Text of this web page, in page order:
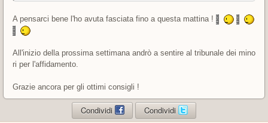
A pensarci bene l'ho avuta fasciata fino a questa mattina !
All'inizio della prossima settimana andrò a sentire al tribunale dei mino
ri per l'affidamento.
Grazie ancora per gli ottimi consigli !
Condividi Condividi